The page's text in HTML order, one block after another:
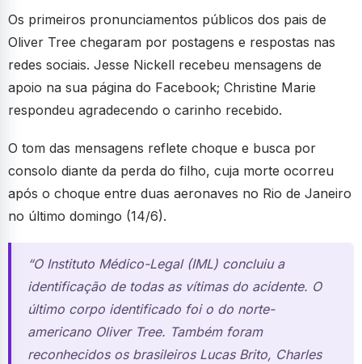
Os primeiros pronunciamentos públicos dos pais de
Oliver Tree chegaram por postagens e respostas nas
redes sociais. Jesse Nickell recebeu mensagens de
apoio na sua página do Facebook; Christine Marie
respondeu agradecendo o carinho recebido.
O tom das mensagens reflete choque e busca por
consolo diante da perda do filho, cuja morte ocorreu
após o choque entre duas aeronaves no Rio de Janeiro
no último domingo (14/6).
“O Instituto Médico-Legal (IML) concluiu a
identificação de todas as vítimas do acidente. O
último corpo identificado foi o do norte-
americano Oliver Tree. Também foram
reconhecidos os brasileiros Lucas Brito, Charles